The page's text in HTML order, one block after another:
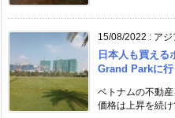
15/08/2022 : アジ
日本人も買え
Grand Parkに行
ベトナムの不動
価格は上昇を続